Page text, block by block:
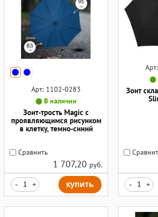
Арт: 1102-0283
В наличии
Зонт-трость Magic с
проявляющимся рисунком
в клетку, темно-синий
Сравнить
1 707,20 руб.
- + купить
Зонт
- +